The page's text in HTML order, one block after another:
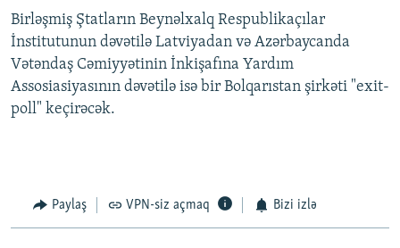
Birləşmiş Ştatların Beynəlxalq Respublikaçılar
İnstitutunun dəvətilə Latviyadan və Azərbaycanda
Vətəndaş Cəmiyyətinin İnkişafına Yardım
Assosiasiyasının dəvətilə isə bir Bolqarıstan şirkəti "exit-
poll" keçirəcək.
Paylaş VPN-siz açmaq Bizi izlə